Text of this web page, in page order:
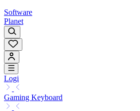
Software
Planet
Logi
Gaming Keyboard